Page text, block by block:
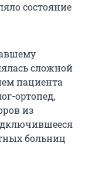
состояние
сложной
пациента
ортопед,
из
больниц